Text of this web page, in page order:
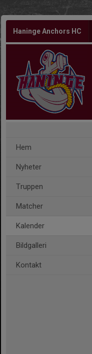
Haninge Anchors HC
Hem
Nyheter
Truppen
Matcher
Kalender
Bildgalleri
Kontakt